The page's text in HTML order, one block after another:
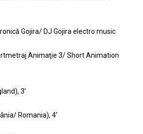
Gojira/ DJ Gojira electro music
Animaţie 3/ Short Animation
3’
Romania), 4’